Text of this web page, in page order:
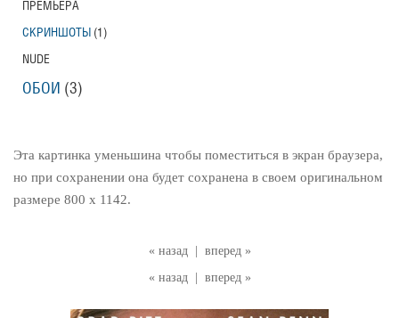
« назад
вперед »
« назад
вперед »
Эта картинка уменьшина чтобы поместиться в экран браузера,
но при сохранении она будет сохранена в своем оригинальном
размере 800 x 1142.
ПРЕМЬЕРА
СКРИНШОТЫ (1)
NUDE
ОБОИ (3)